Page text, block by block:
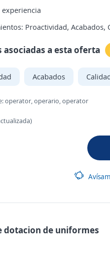
experiencia
Proactividad,
a esta oferta
Acabados
operator, operario, operator
dotacion de uniformes